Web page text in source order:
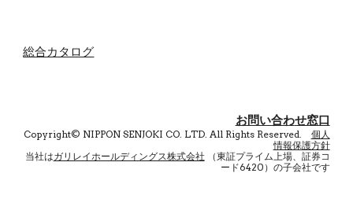
総合カタログ
お問い合わせ窓口
Copyright© NIPPON SENJOKI CO. LTD. All Rights Reserved. 個人
情報保護方針
当社はガリレイホールディングス株式会社 （東証プライム上場、 証券コ
ード6420）の子会社です